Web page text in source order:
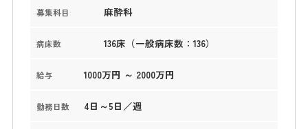
募集科目 麻酔科
病床数 136床（一般病床数：136）
給与 1000万円 ～ 2000万円
勤務日数 4日～5日／週